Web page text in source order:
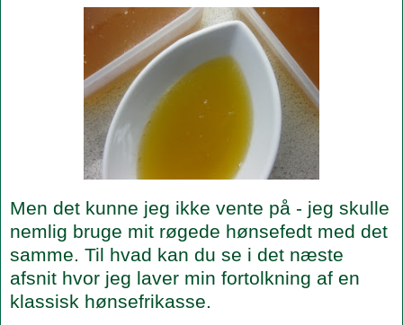
Men det kunne jeg ikke vente på - jeg skulle
nemlig bruge mit røgede hønsefedt med det
samme. Til hvad kan du se i det næste
afsnit hvor jeg laver min fortolkning af en
klassisk hønsefrikasse.